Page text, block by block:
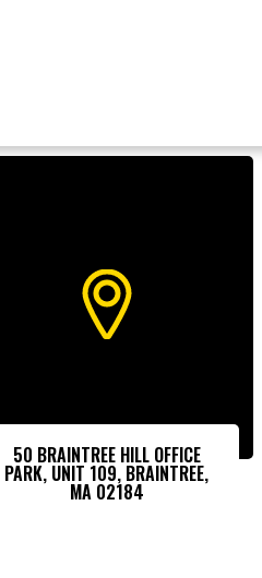
50 BRAINTREE HILL OFFICE
PARK, UNIT 109, BRAINTREE,
MA 02184